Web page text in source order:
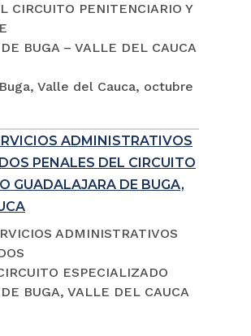
CIRCUITO PENITENCIARIO Y
BUGA – VALLE DEL CAUCA
Valle del Cauca, octubre
ADMINISTRATIVOS
PENALES DEL CIRCUITO
GUADALAJARA DE BUGA,
ADMINISTRATIVOS
ESPECIALIZADO
BUGA, VALLE DEL CAUCA